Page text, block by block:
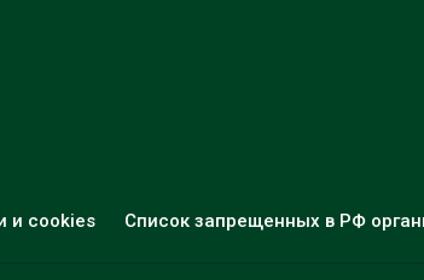
и cookies Список запрещенных в РФ